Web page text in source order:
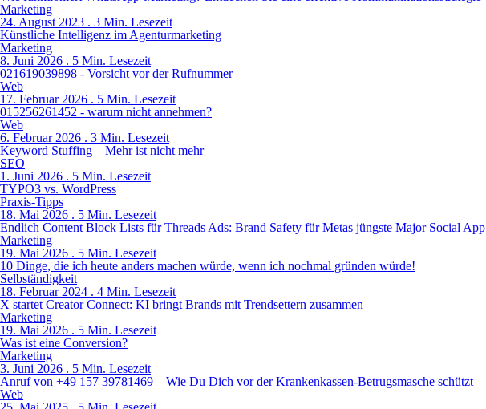
Marketing
24. August 2023 . 3 Min. Lesezeit
Künstliche Intelligenz im Agenturmarketing
Marketing
8. Juni 2026 . 5 Min. Lesezeit
021619039898 - Vorsicht vor der Rufnummer
Web
17. Februar 2026 . 5 Min. Lesezeit
015256261452 - warum nicht annehmen?
Web
6. Februar 2026 . 3 Min. Lesezeit
Keyword Stuffing – Mehr ist nicht mehr
SEO
1. Juni 2026 . 5 Min. Lesezeit
TYPO3 vs. WordPress
Praxis-Tipps
18. Mai 2026 . 5 Min. Lesezeit
Endlich Content Block Lists für Threads Ads: Brand Safety für Metas jüngste Major Social App
Marketing
19. Mai 2026 . 5 Min. Lesezeit
10 Dinge, die ich heute anders machen würde, wenn ich nochmal gründen würde!
Selbständigkeit
18. Februar 2024 . 4 Min. Lesezeit
X startet Creator Connect: KI bringt Brands mit Trendsettern zusammen
Marketing
19. Mai 2026 . 5 Min. Lesezeit
Was ist eine Conversion?
Marketing
3. Juni 2026 . 5 Min. Lesezeit
Anruf von +49 157 39781469 – Wie Du Dich vor der Krankenkassen-Betrugsmasche schützt
Web